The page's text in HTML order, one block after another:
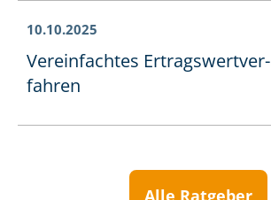
10.10.2025
Vereinfachtes Er­trags­wert­ver­
fah­ren
Alle Ratgeber